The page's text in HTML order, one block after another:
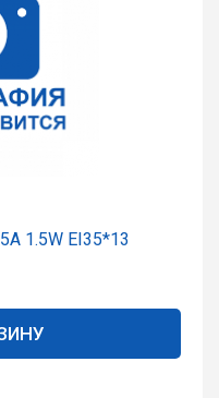
1.5W EI35*13